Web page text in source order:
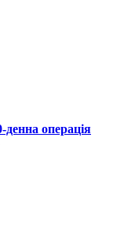
денна операція